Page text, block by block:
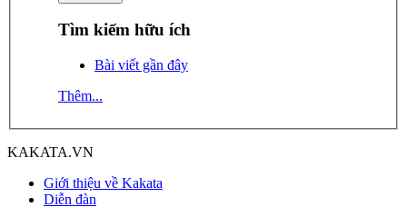
Tìm kiếm hữu ích
Bài viết gần đây
Thêm...
KAKATA.VN
Giới thiệu về Kakata
Diễn đàn